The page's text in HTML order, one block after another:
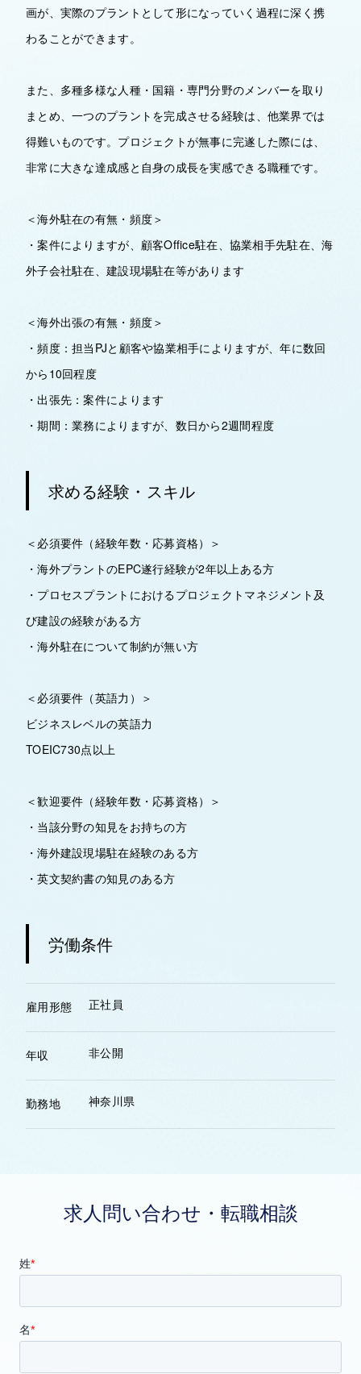
画が、実際のプラントとして形になっていく過程に深く携
わることができます。
また、多種多様な人種・国籍・専門分野のメンバーを取り
まとめ、一つのプラントを完成させる経験は、他業界では
得難いものです。プロジェクトが無事に完遂した際には、
非常に大きな達成感と自身の成長を実感できる職種です。
＜海外駐在の有無・頻度＞
・案件によりますが、顧客Office駐在、協業相手先駐在、海
外子会社駐在、建設現場駐在等があります
＜海外出張の有無・頻度＞
・頻度：担当PJと顧客や協業相手によりますが、年に数回
から10回程度
・出張先：案件によります
・期間：業務によりますが、数日から2週間程度
求める経験・スキル
＜必須要件（経験年数・応募資格）＞
・海外プラントのEPC遂行経験が2年以上ある方
・プロセスプラントにおけるプロジェクトマネジメント及
び建設の経験がある方
・海外駐在について制約が無い方
＜必須要件（英語力）＞
ビジネスレベルの英語力
TOEIC730点以上
＜歓迎要件（経験年数・応募資格）＞
・当該分野の知見をお持ちの方
・海外建設現場駐在経験のある方
・英文契約書の知見のある方
労働条件
雇用形態 正社員
年収 非公開
勤務地 神奈川県
求人問い合わせ・転職相談